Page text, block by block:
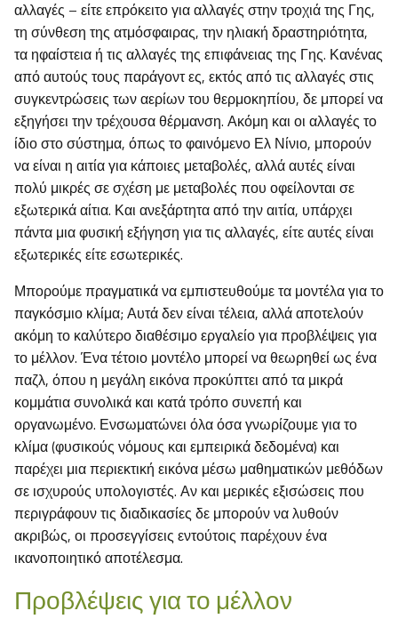
αλλαγές – είτε επρόκειτο για αλλαγές στην τροχιά της Γης,
τη σύνθεση της ατμόσφαιρας, την ηλιακή δραστηριότητα,
τα ηφαίστεια ή τις αλλαγές της επιφάνειας της Γης. Κανένας
από αυτούς τους παράγοντ ες, εκτός από τις αλλαγές στις
συγκεντρώσεις των αερίων του θερμοκηπίου, δε μπορεί να
εξηγήσει την τρέχουσα θέρμανση. Ακόμη και οι αλλαγές το
ίδιο στο σύστημα, όπως το φαινόμενο Ελ Νίνιο, μπορούν
να είναι η αιτία για κάποιες μεταβολές, αλλά αυτές είναι
πολύ μικρές σε σχέση με μεταβολές που οφείλονται σε
εξωτερικά αίτια. Και ανεξάρτητα από την αιτία, υπάρχει
πάντα μια φυσική εξήγηση για τις αλλαγές, είτε αυτές είναι
εξωτερικές είτε εσωτερικές.
Μπορούμε πραγματικά να εμπιστευθούμε τα μοντέλα για το
παγκόσμιο κλίμα; Αυτά δεν είναι τέλεια, αλλά αποτελούν
ακόμη το καλύτερο διαθέσιμο εργαλείο για προβλέψεις για
το μέλλον. Ένα τέτοιο μοντέλο μπορεί να θεωρηθεί ως ένα
παζλ, όπου η μεγάλη εικόνα προκύπτει από τα μικρά
κομμάτια συνολικά και κατά τρόπο συνεπή και
οργανωμένο. Ενσωματώνει όλα όσα γνωρίζουμε για το
κλίμα (φυσικούς νόμους και εμπειρικά δεδομένα) και
παρέχει μια περιεκτική εικόνα μέσω μαθηματικών μεθόδων
σε ισχυρούς υπολογιστές. Αν και μερικές εξισώσεις που
περιγράφουν τις διαδικασίες δε μπορούν να λυθούν
ακριβώς, οι προσεγγίσεις εντούτοις παρέχουν ένα
ικανοποιητικό αποτέλεσμα.
Προβλέψεις για το μέλλον